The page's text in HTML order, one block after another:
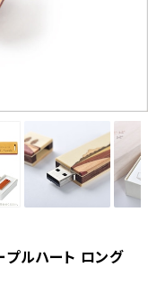
ルハート ロング